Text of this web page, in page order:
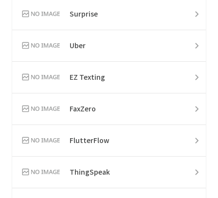
Surprise
Uber
EZ Texting
FaxZero
FlutterFlow
ThingSpeak